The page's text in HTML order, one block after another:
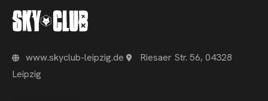
www.skyclub-leipzig.de
Riesaer Str. 56, 04328
Leipzig